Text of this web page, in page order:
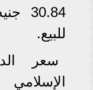
للبيع.
سعر
الإسلامي